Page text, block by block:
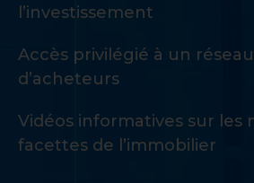
l’investissement
Accès privilégié à un
d’acheteurs
Vidéos informatives sur les
facettes de l’immobilier